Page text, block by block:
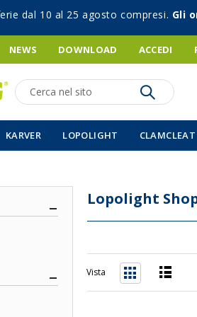
dal 10 al 25 agosto compresi. Gli
NEWS DOWNLOAD ACCEDI
Ricerca
KARVER LOPOLIGHT CLAMCLEAT
Lopolight
Vista